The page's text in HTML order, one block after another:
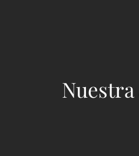
Nuestra